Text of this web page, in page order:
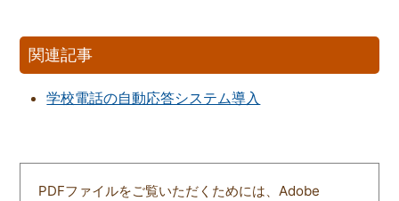
関連記事
学校電話の自動応答システム導入
PDFファイルをご覧いただくためには、Adobe